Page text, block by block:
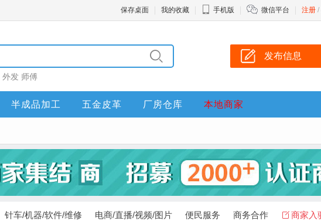
注册 /
保存桌面 我的收藏 手机版 微信平台
外发 师傅
发布信息
半成品加工 五金皮革 厂房仓库 本地商家
针车/机器/软件/维修 电商/直播/视频/图片 便民服务 商务合作 商家入